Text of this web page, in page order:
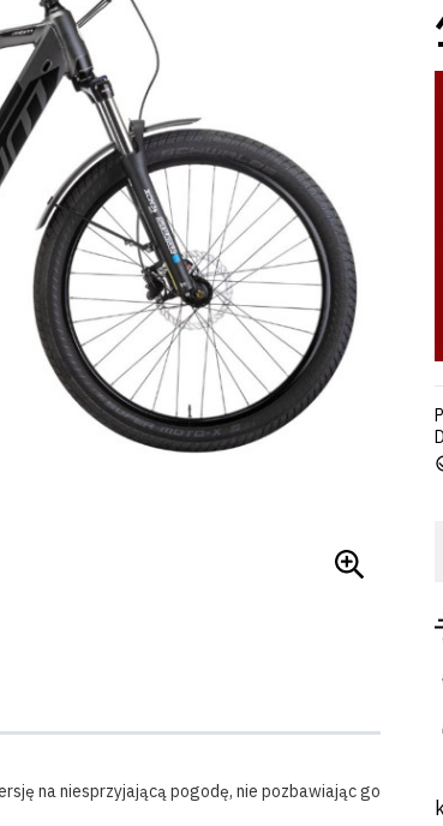
na niesprzyjającą pogodę, nie pozbawiając go